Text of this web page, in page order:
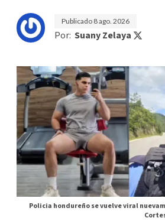
Publicado 8 ago. 2026
Por: Suany Zelaya
Policia hondureño se vuelve viral